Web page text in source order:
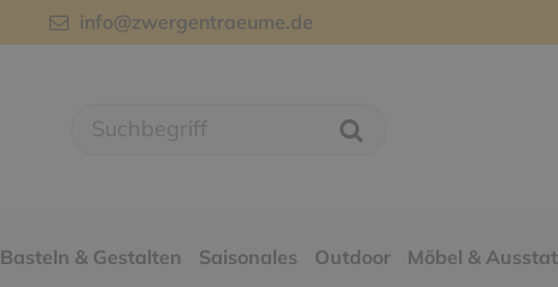
info@zwergentraeume.de
Basteln & Gestalten Saisonales Outdoor Möbel &